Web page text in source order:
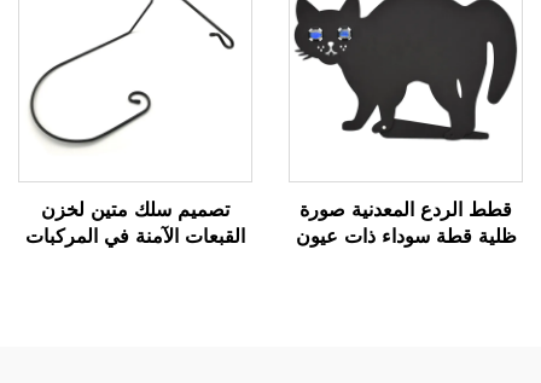
قطط الردع المعدنية صورة
ظلية قطة سوداء ذات عيون
تصميم سلك متين لخزن
القبعات الآمنة في المركبات